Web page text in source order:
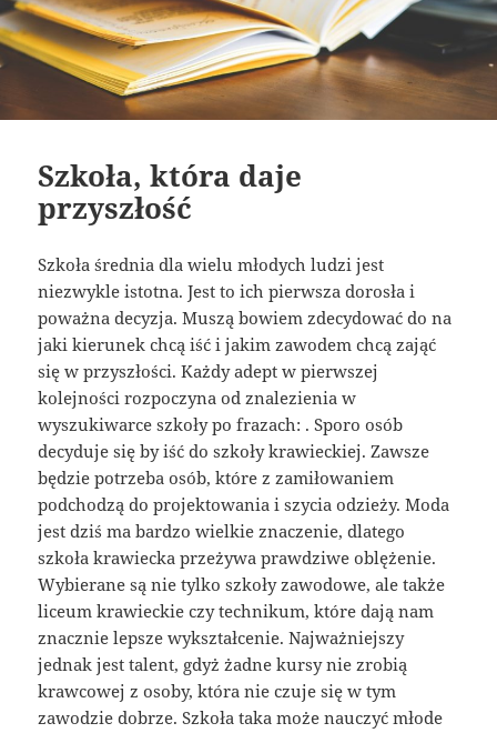
Szkoła, która daje
przyszłość
Szkoła średnia dla wielu młodych ludzi jest
niezwykle istotna. Jest to ich pierwsza dorosła i
poważna decyzja. Muszą bowiem zdecydować do na
jaki kierunek chcą iść i jakim zawodem chcą zająć
się w przyszłości. Każdy adept w pierwszej
kolejności rozpoczyna od znalezienia w
wyszukiwarce szkoły po frazach: . Sporo osób
decyduje się by iść do szkoły krawieckiej. Zawsze
będzie potrzeba osób, które z zamiłowaniem
podchodzą do projektowania i szycia odzieży. Moda
jest dziś ma bardzo wielkie znaczenie, dlatego
szkoła krawiecka przeżywa prawdziwe oblężenie.
Wybierane są nie tylko szkoły zawodowe, ale także
liceum krawieckie czy technikum, które dają nam
znacznie lepsze wykształcenie. Najważniejszy
jednak jest talent, gdyż żadne kursy nie zrobią
krawcowej z osoby, która nie czuje się w tym
zawodzie dobrze. Szkoła taka może nauczyć młode